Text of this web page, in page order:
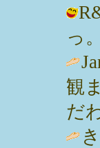
っ
観
だ